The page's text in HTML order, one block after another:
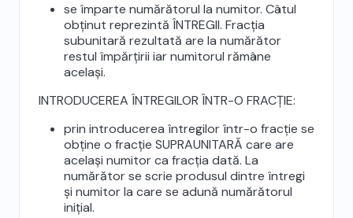
se împarte numărătorul la numitor. Câtul
obținut reprezintă ÎNTREGII. Fracția
subunitară rezultată are la numărător
restul împărțirii iar numitorul rămâne
același.
INTRODUCEREA ÎNTREGILOR ÎNTR-O FRACȚIE:
prin introducerea întregilor într-o fracție se
obține o fracție SUPRAUNITARĂ care are
același numitor ca fracția dată. La
numărător se scrie produsul dintre întregi
și numitor la care se adună numărătorul
inițial.